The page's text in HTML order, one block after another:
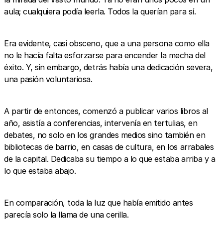
aula; cualquiera podía leerla. Todos la querían para sí.
Era evidente, casi obsceno, que a una persona como ella
no le hacía falta esforzarse para encender la mecha del
éxito. Y, sin embargo, detrás había una dedicación severa,
una pasión voluntariosa.
A partir de entonces, comenzó a publicar varios libros al
año, asistía a conferencias, intervenía en tertulias, en
debates, no solo en los grandes medios sino también en
bibliotecas de barrio, en casas de cultura, en los arrabales
de la capital. Dedicaba su tiempo a lo que estaba arriba y a
lo que estaba abajo.
En comparación, toda la luz que había emitido antes
parecía solo la llama de una cerilla.